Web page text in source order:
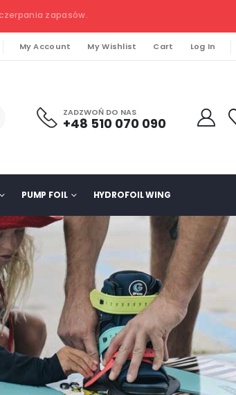
zapasów.
My Account My Wishlist Cart Log In
ZADZWOŃ DO NAS
+48 510 070 090
PUMP FOIL HYDROFOIL WING